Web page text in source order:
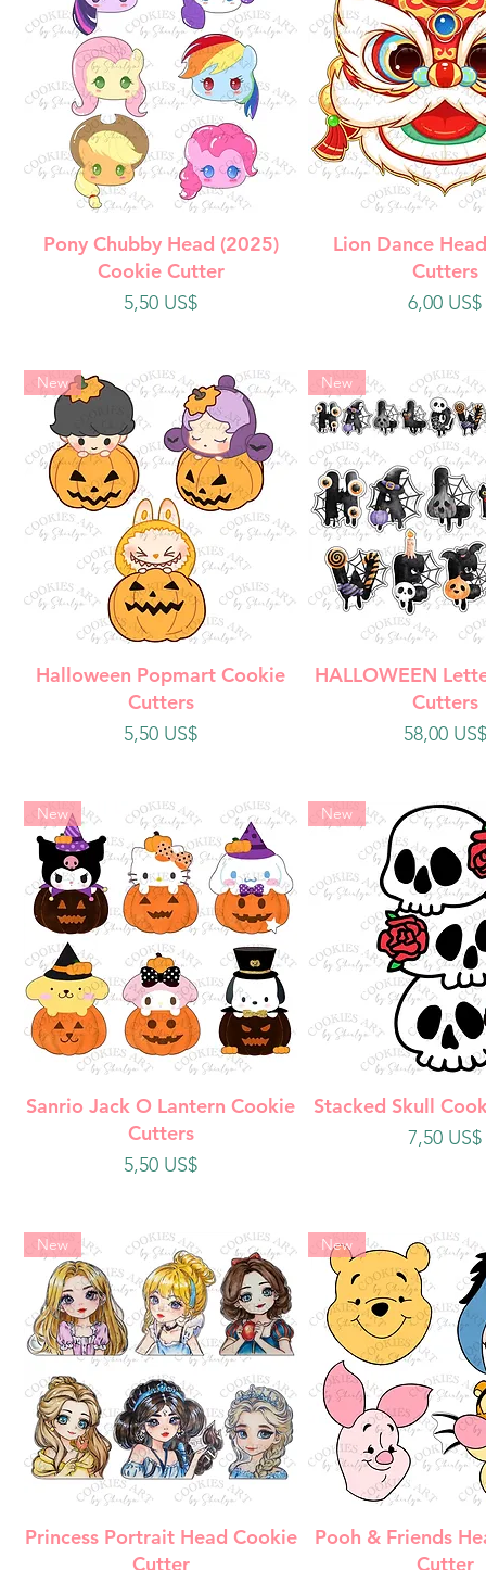
Vista rápida
Pony Chubby Head (2025)
Cookie Cutter
Precio
5,50 US$
Vista
Lion Dance
Cutters
Precio
6,00 US$
Vista rápida
New
Halloween Popmart Cookie
Cutters
Precio
5,50 US$
Vista
New
HALLOWEEN
Cutters
Precio
58,00 US$
Vista rápida
New
Sanrio Jack O Lantern Cookie
Cutters
Precio
5,50 US$
Vista
New
Stacked Skull
Precio
7,50 US$
Vista rápida
New
Princess Portrait Head Cookie
Cutter
Vista
New
Pooh & Friends
Cutter